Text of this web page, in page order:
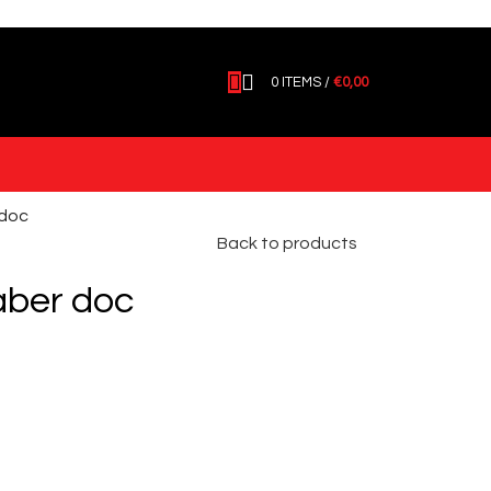
0 ITEMS / €0,00
Back to products
doc